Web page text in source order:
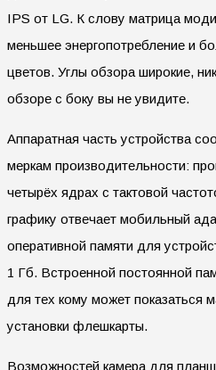
IPS от LG. К слову матрица
меньшее энергопотребление и
цветов. Углы обзора широкие,
обзоре с боку вы не увидите.
Аппаратная часть устройства
меркам производительности:
четырёх ядрах с тактовой
графику отвечает мобильный
оперативной памяти для
1 Гб. Встроенной постоянной
для тех кому может показаться
установки флешкарты.
Возможностей камера для